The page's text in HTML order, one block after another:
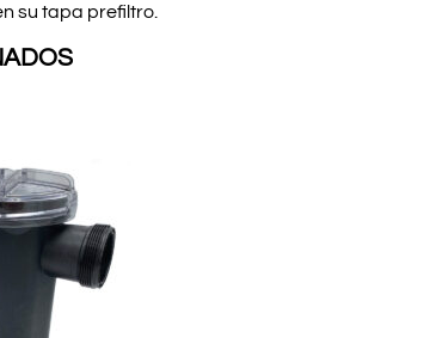
su tapa prefiltro.